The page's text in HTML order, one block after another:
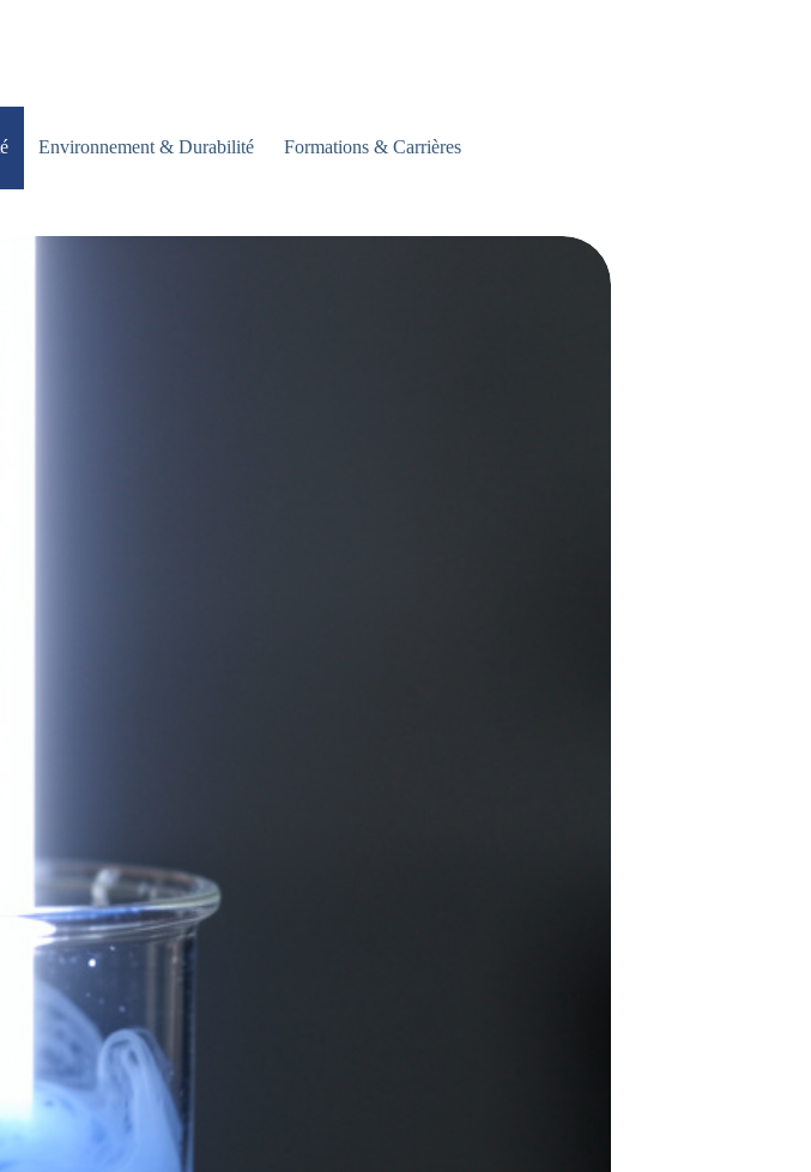
Environnement & Durabilité Formations & Carrières